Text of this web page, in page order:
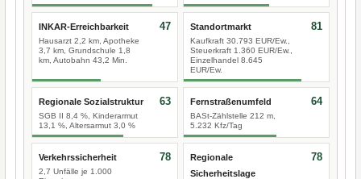
INKAR-Erreichbarkeit
Hausarzt 2,2 km, Apotheke
3,7 km, Grundschule 1,8
km, Autobahn 43,2 Min.
47 Standortmarkt
Kaufkraft 30.793 EUR/Ew.,
Steuerkraft 1.360 EUR/Ew.,
Einzelhandel 8.645
EUR/Ew.
81
Regionale Sozialstruktur
SGB II 8,4 %, Kinderarmut
13,1 %, Altersarmut 3,0 %
63 Fernstraßenumfeld
BASt-Zählstelle 212 m,
5.232 Kfz/Tag
64
Verkehrssicherheit
2,7 Unfälle je 1.000
78
Regionale
Sicherheitslage
78